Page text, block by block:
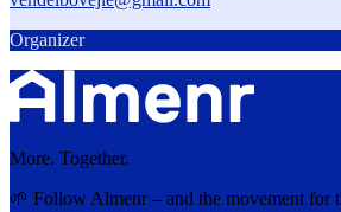
Organizer
More. Together.
🌱 Follow Almenr – and the movement for